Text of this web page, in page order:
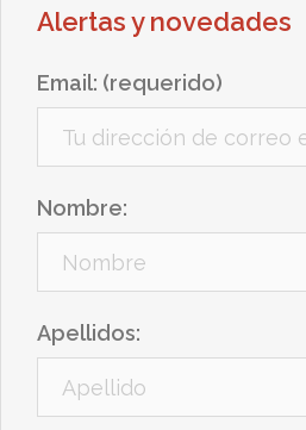
Alertas y novedades
Email: (requerido)
Nombre:
Apellidos: